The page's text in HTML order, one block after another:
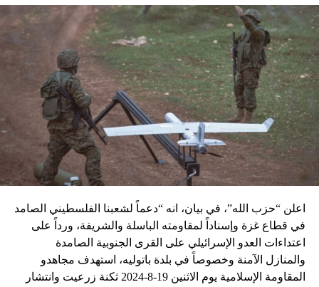
اعلن “حزب الله”، في بيان، انه “دعماً لشعبنا الفلسطيني الصامد
في قطاع غزة وإسناداً لمقاومته الباسلة ‌‏‌‏‌والشريفة، ورداً على
اعتداءات العدو الإسرائيلي على القرى الجنوبية الصامدة
والمنازل الآمنة وخصوصاً في بلدة باتوليه، استهدف مجاهدو
المقاومة الإسلامية يوم الاثنين 19-8-2024 ثكنة زرعيت وانتشار